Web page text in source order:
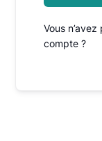
Vous
compte ?